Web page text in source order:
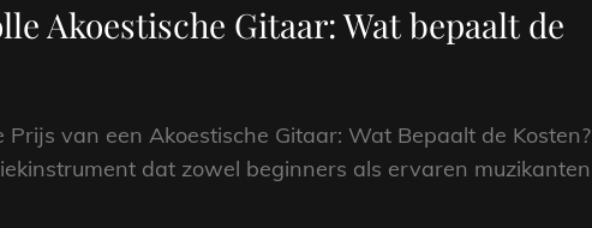
Akoestische Gitaar: Wat bepaalt de
van een Akoestische Gitaar: Wat Bepaalt de Kosten?
dat zowel beginners als ervaren muzikanten